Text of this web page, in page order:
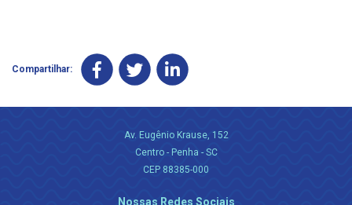
Compartilhar:
Av. Eugênio Krause, 152
Centro - Penha - SC
CEP 88385-000
Nossas Redes Sociais